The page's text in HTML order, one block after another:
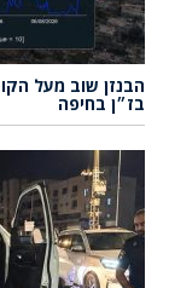
בז״ן בחיפה